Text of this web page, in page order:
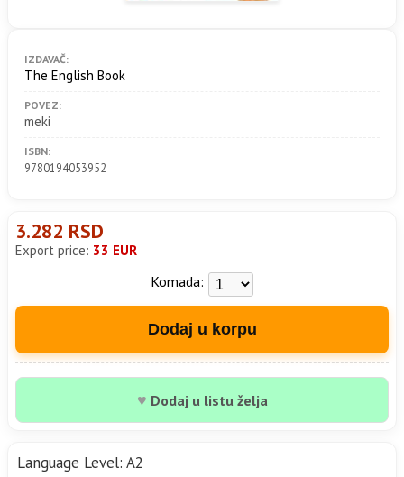
IZDAVAČ:
The English Book
POVEZ:
meki
ISBN:
9780194053952
3.282 RSD
Export price: 33 EUR
Komada:
Dodaj u korpu
♥ Dodaj u listu želja
Language Level: A2